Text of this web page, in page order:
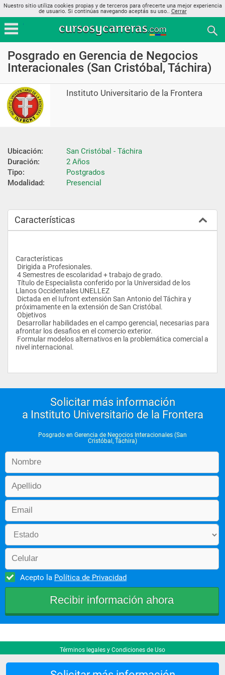
Nuestro sitio utiliza cookies propias y de terceros para ofrecerte una mejor experiencia
de usuario. Si continúas navegando aceptás su uso.. Cerrar
Posgrado en Gerencia de Negocios
Interacionales (San Cristóbal, Táchira)
Instituto Universitario de la Frontera
Ubicación:
San Cristóbal - Táchira
Duración:
2 Años
Tipo:
Postgrados
Modalidad:
Presencial
Características
Características
Dirigida a Profesionales.
4 Semestres de escolaridad + trabajo de grado.
Llanos Occidentales UNELLEZ
próximamente en la extensión de San Cristóbal.
Objetivos
afrontar los desafios en el comercio exterior.
nivel internacional.
Solicitar más información
a Instituto Universitario de la Frontera
Posgrado en Gerencia de Negocios Interacionales (San
Cristóbal, Táchira)
Acepto la Política de Privacidad
Términos legales y Condiciones de Uso